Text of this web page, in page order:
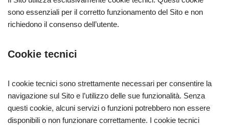
sono essenziali per il corretto funzionamento del Sito e non
richiedono il consenso dell’utente.
Cookie tecnici
I cookie tecnici sono strettamente necessari per consentire la
navigazione sul Sito e l’utilizzo delle sue funzionalità. Senza
questi cookie, alcuni servizi o funzioni potrebbero non essere
disponibili o non funzionare correttamente. I cookie tecnici